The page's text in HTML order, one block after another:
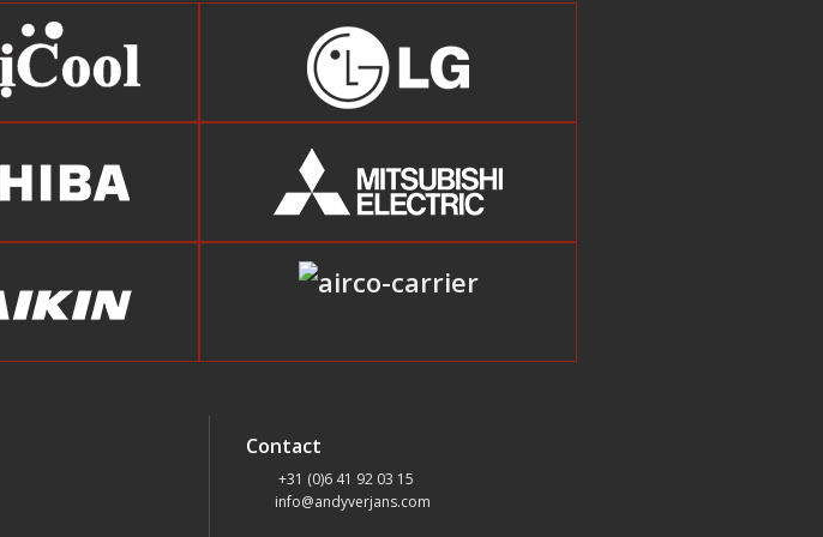
Contact
+31 (0)6 41 92 03 15
info@andyverjans.com